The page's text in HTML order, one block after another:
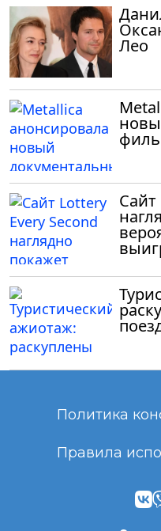
Лео
Сайт
Политика
Правила